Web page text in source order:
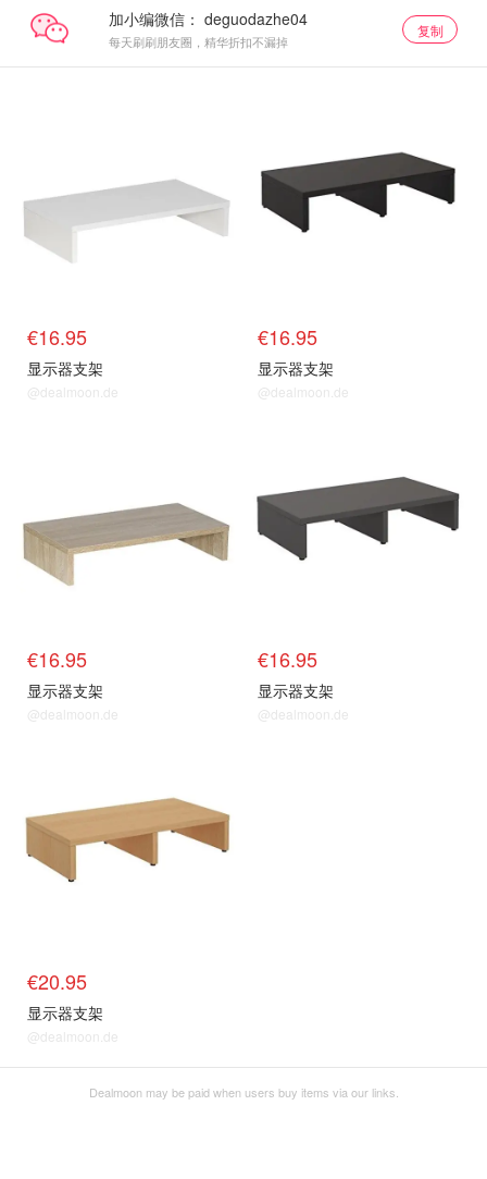
加小编微信：
每天刷刷朋友圈，精华折扣不漏掉
复制
€16.95
显示器支架
@dealmoon.de
€16.95
显示器支架
@dealmoon.de
€16.95
显示器支架
@dealmoon.de
€16.95
显示器支架
@dealmoon.de
€20.95
显示器支架
@dealmoon.de
Dealmoon may be paid when users buy items via our links.